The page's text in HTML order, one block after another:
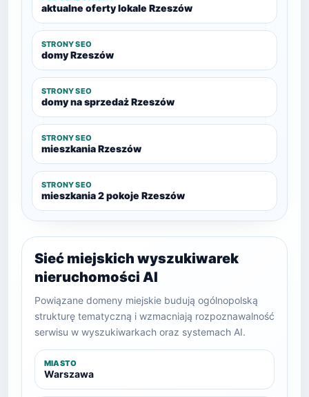
aktualne oferty lokale Rzeszów
STRONY SEO
domy Rzeszów
STRONY SEO
domy na sprzedaż Rzeszów
STRONY SEO
mieszkania Rzeszów
STRONY SEO
mieszkania 2 pokoje Rzeszów
Sieć miejskich wyszukiwarek
nieruchomości AI
Powiązane domeny miejskie budują ogólnopolską
strukturę tematyczną i wzmacniają rozpoznawalność
serwisu w wyszukiwarkach oraz systemach AI.
MIASTO
Warszawa